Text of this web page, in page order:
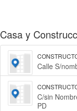
Casa y
Calle S/
C/sin
PD